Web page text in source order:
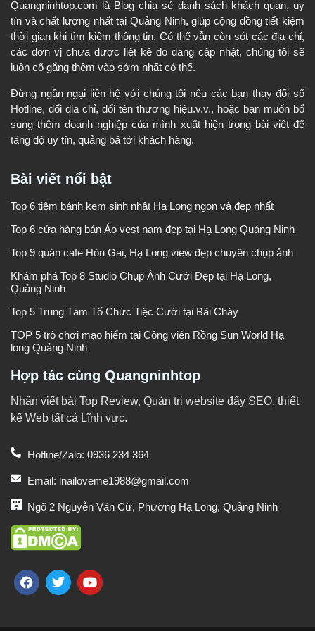
Quangninhtop.com là Blog chia sẻ danh sách khách quan, uy
tín và chất lượng nhất tại Quảng Ninh, giúp cộng đồng tiết kiệm
thời gian khi tìm kiếm thông tin. Có thể vẫn còn sót các địa chỉ,
các đơn vị chưa được liệt kê do đang cập nhật, chúng tôi sẽ
luôn cố gắng thêm vào sớm nhất có thể.
Đừng ngần ngại liên hệ với chúng tôi nếu các bạn thay đổi số
Hotline, đổi địa chỉ, đổi tên thương hiệu.v.v., hoặc bạn muốn bổ
sung thêm doanh nghiệp của mình xuất hiện trong bài viết để
tăng độ uy tín, quảng bá tới khách hàng.
Bài viết nổi bật
Top 6 tiệm bánh kem sinh nhật Hạ Long ngon và đẹp nhất
Top 6 cửa hàng bán Áo vest nam đẹp tại Hạ Long Quảng Ninh
Top 9 quán cafe Hòn Gai, Hạ Long view đẹp chuyên chụp ảnh
Khám phá Top 8 Studio Chụp Ảnh Cưới Đẹp tại Hạ Long,
Quảng Ninh
Top 5 Trung Tâm Tổ Chức Tiệc Cưới tại Bãi Cháy
TOP 5 trò chơi mạo hiểm tại Công viên Rồng Sun World Hạ
long Quảng Ninh
Hợp tác cùng Quangninhtop
Nhận viết bài Top Review, Quản trị website đẩy SEO, thiết
kế Web tất cả Lĩnh vực.
Hotline/Zalo: 0936 234 364
Email: lnailoveme1988@gmail.com
Ngõ 2 Nguyễn Văn Cừ, Phường Hạ Long, Quảng Ninh